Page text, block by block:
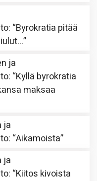
: “Byrokratia pitää
”
ja
: “Kyllä byrokratia
maksaa
ja
: “Aikamoista”
ja
: “Kiitos kivoista